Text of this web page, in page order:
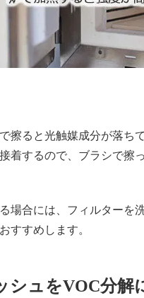
擦ると光触媒成分が落ち
着するので、ブラシで擦
場合には、フィルターを
すすめします。
シュをVOC分解